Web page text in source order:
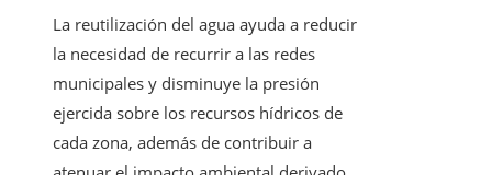
La reutilización del agua ayuda a reducir
la necesidad de recurrir a las redes
municipales y disminuye la presión
ejercida sobre los recursos hídricos de
cada zona, además de contribuir a